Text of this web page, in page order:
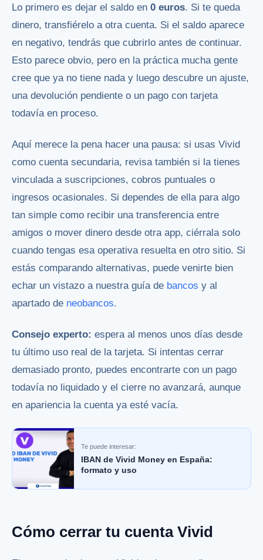
Lo primero es dejar el saldo en 0 euros. Si te queda
dinero, transfiérelo a otra cuenta. Si el saldo aparece
en negativo, tendrás que cubrirlo antes de continuar.
Esto parece obvio, pero en la práctica mucha gente
cree que ya no tiene nada y luego descubre un ajuste,
una devolución pendiente o un pago con tarjeta
todavía en proceso.
Aquí merece la pena hacer una pausa: si usas Vivid
como cuenta secundaria, revisa también si la tienes
vinculada a suscripciones, cobros puntuales o
ingresos ocasionales. Si dependes de ella para algo
tan simple como recibir una transferencia entre
amigos o mover dinero desde otra app, ciérrala solo
cuando tengas esa operativa resuelta en otro sitio. Si
estás comparando alternativas, puede venirte bien
echar un vistazo a nuestra guía de bancos y al
apartado de neobancos.
Consejo experto: espera al menos unos días desde
tu último uso real de la tarjeta. Si intentas cerrar
demasiado pronto, puedes encontrarte con un pago
todavía no liquidado y el cierre no avanzará, aunque
en apariencia la cuenta ya esté vacía.
Te puede interesar:
IBAN de Vivid Money en España:
formato y uso
Cómo cerrar tu cuenta Vivid